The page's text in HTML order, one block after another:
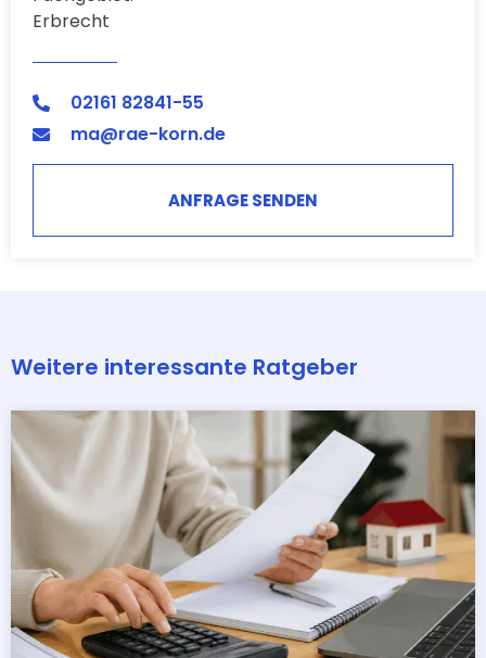
Erbrecht
02161 82841-55
ma@rae-korn.de
ANFRAGE SENDEN
Weitere interessante Ratgeber